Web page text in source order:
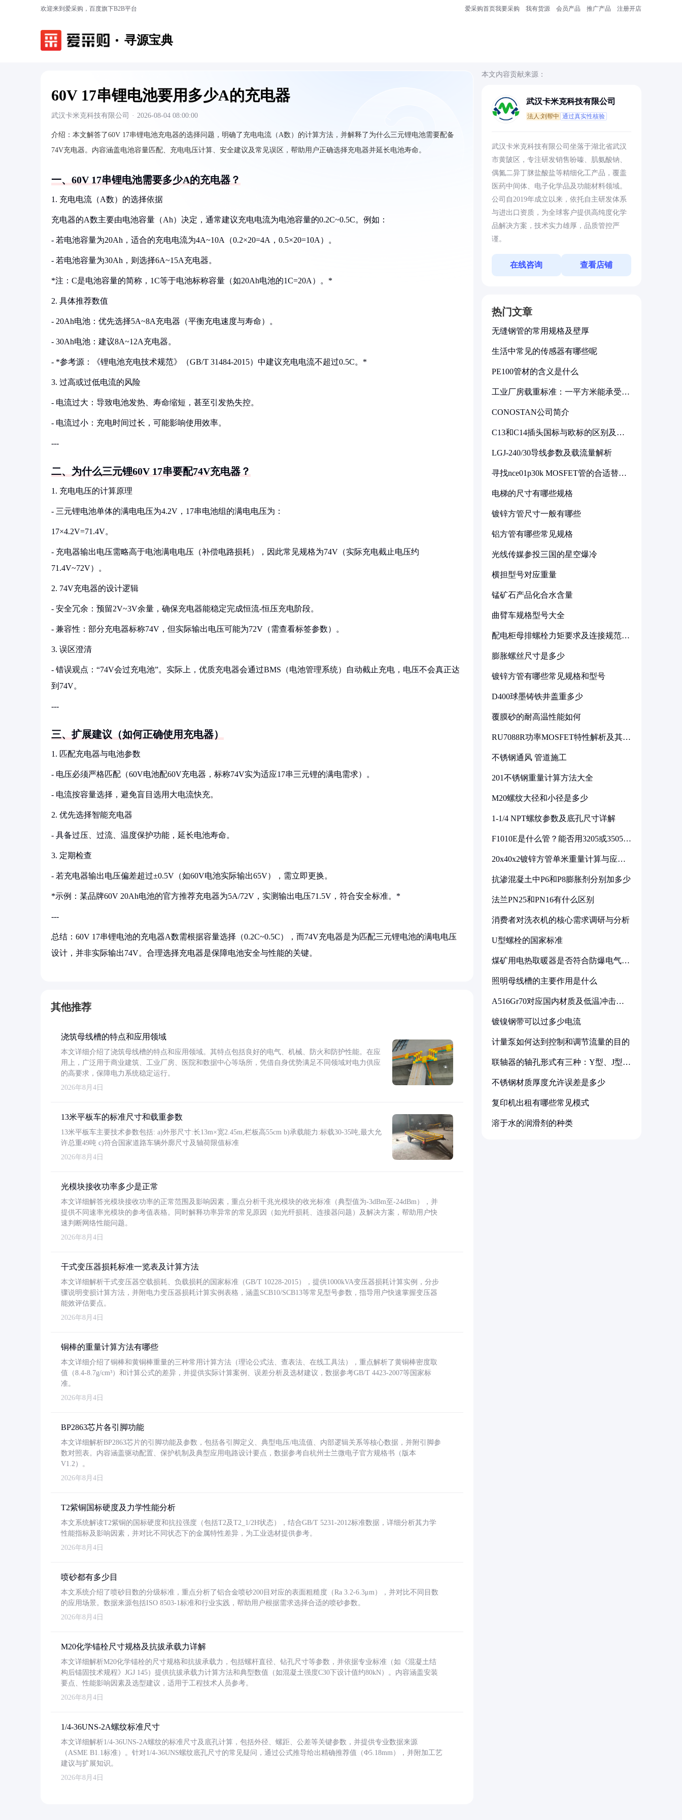
欢迎来到爱采购，百度旗下B2B平台 爱采购首页我要采购 我有货源 会员产品 推广产品 注册开店
寻源宝典
60V 17串锂电池要用多少A的充电器
武汉卡米克科技有限公司 · 2026-08-04 08:00:00
介绍： 本文解答了60V 17串锂电池充电器的选择问题，明确了充电电流（A数）的计算方法，并解释了为什么三元锂电池需要配备
74V充电器。内容涵盖电池容量匹配、充电电压计算、安全建议及常见误区，帮助用户正确选择充电器并延长电池寿命。
一、60V 17串锂电池需要多少A的充电器？
1. 充电电流（A数）的选择依据
充电器的A数主要由电池容量（Ah）决定，通常建议充电电流为电池容量的0.2C~0.5C。例如：
- 若电池容量为20Ah，适合的充电电流为4A~10A（0.2×20=4A，0.5×20=10A）。
- 若电池容量为30Ah，则选择6A~15A充电器。
*注：C是电池容量的简称，1C等于电池标称容量（如20Ah电池的1C=20A）。*
2. 具体推荐数值
- 20Ah电池：优先选择5A~8A充电器（平衡充电速度与寿命）。
- 30Ah电池：建议8A~12A充电器。
- *参考源：《锂电池充电技术规范》（GB/T 31484-2015）中建议充电电流不超过0.5C。*
3. 过高或过低电流的风险
- 电流过大：导致电池发热、寿命缩短，甚至引发热失控。
- 电流过小：充电时间过长，可能影响使用效率。
---
二、为什么三元锂60V 17串要配74V充电器？
1. 充电电压的计算原理
- 三元锂电池单体的满电电压为4.2V，17串电池组的满电电压为：
17×4.2V=71.4V。
- 充电器输出电压需略高于电池满电电压（补偿电路损耗），因此常见规格为74V（实际充电截止电压约
71.4V~72V）。
2. 74V充电器的设计逻辑
- 安全冗余：预留2V~3V余量，确保充电器能稳定完成恒流-恒压充电阶段。
- 兼容性：部分充电器标称74V，但实际输出电压可能为72V（需查看标签参数）。
3. 误区澄清
- 错误观点：“74V会过充电池”。实际上，优质充电器会通过BMS（电池管理系统）自动截止充电，电压不会真正达
到74V。
---
三、扩展建议（如何正确使用充电器）
1. 匹配充电器与电池参数
- 电压必须严格匹配（60V电池配60V充电器，标称74V实为适应17串三元锂的满电需求）。
- 电流按容量选择，避免盲目选用大电流快充。
2. 优先选择智能充电器
- 具备过压、过流、温度保护功能，延长电池寿命。
3. 定期检查
- 若充电器输出电压偏差超过±0.5V（如60V电池实际输出65V），需立即更换。
*示例：某品牌60V 20Ah电池的官方推荐充电器为5A/72V，实测输出电压71.5V，符合安全标准。*
---
总结：60V 17串锂电池的充电器A数需根据容量选择（0.2C~0.5C），而74V充电器是为匹配三元锂电池的满电电压
设计，并非实际输出74V。合理选择充电器是保障电池安全与性能的关键。
其他推荐
浇筑母线槽的特点和应用领域
本文详细介绍了浇筑母线槽的特点和应用领域。其特点包括良好的电气、机械、防火和防护性能。在应
用上，广泛用于商业建筑、工业厂房、医院和数据中心等场所，凭借自身优势满足不同领域对电力供应
的高要求，保障电力系统稳定运行。
2026年8月4日
13米平板车的标准尺寸和载重参数
13米平板车主要技术参数包括: a)外形尺寸:长13m×宽2.45m,栏板高55cm b)承载能力:标载30-35吨,最大允
许总重49吨 c)符合国家道路车辆外廓尺寸及轴荷限值标准
2026年8月4日
光模块接收功率多少是正常
本文详细解答光模块接收功率的正常范围及影响因素，重点分析千兆光模块的收光标准（典型值为-3dBm至-24dBm），并
提供不同速率光模块的参考值表格。同时解释功率异常的常见原因（如光纤损耗、连接器问题）及解决方案，帮助用户快
速判断网络性能问题。
2026年8月4日
干式变压器损耗标准一览表及计算方法
本文详细解析干式变压器空载损耗、负载损耗的国家标准（GB/T 10228-2015），提供1000kVA变压器损耗计算实例，分步
骤说明变损计算方法，并附电力变压器损耗计算实例表格，涵盖SCB10/SCB13等常见型号参数，指导用户快速掌握变压器
能效评估要点。
2026年8月4日
铜棒的重量计算方法有哪些
本文详细介绍了铜棒和黄铜棒重量的三种常用计算方法（理论公式法、查表法、在线工具法），重点解析了黄铜棒密度取
值（8.4-8.7g/cm³）和计算公式的差异，并提供实际计算案例、误差分析及选材建议，数据参考GB/T 4423-2007等国家标
准。
2026年8月4日
BP2863芯片各引脚功能
本文详细解析BP2863芯片的引脚功能及参数，包括各引脚定义、典型电压/电流值、内部逻辑关系等核心数据，并附引脚参
数对照表。内容涵盖驱动配置、保护机制及典型应用电路设计要点，数据参考自杭州士兰微电子官方规格书（版本
V1.2）。
2026年8月4日
T2紫铜国标硬度及力学性能分析
本文系统解读T2紫铜的国标硬度和抗拉强度（包括T2及T2_1/2H状态），结合GB/T 5231-2012标准数据，详细分析其力学
性能指标及影响因素，并对比不同状态下的金属特性差异，为工业选材提供参考。
2026年8月4日
喷砂都有多少目
本文系统介绍了喷砂目数的分级标准，重点分析了铝合金喷砂200目对应的表面粗糙度（Ra 3.2-6.3μm），并对比不同目数
的应用场景。数据来源包括ISO 8503-1标准和行业实践，帮助用户根据需求选择合适的喷砂参数。
2026年8月4日
M20化学锚栓尺寸规格及抗拔承载力详解
本文详细解析M20化学锚栓的尺寸规格和抗拔承载力，包括螺杆直径、钻孔尺寸等参数，并依据专业标准（如《混凝土结
构后锚固技术规程》JGJ 145）提供抗拔承载力计算方法和典型数值（如混凝土强度C30下设计值约80kN）。内容涵盖安装
要点、性能影响因素及选型建议，适用于工程技术人员参考。
2026年8月4日
1/4-36UNS-2A螺纹标准尺寸
本文详细解析1/4-36UNS-2A螺纹的标准尺寸及底孔计算，包括外径、螺距、公差等关键参数，并提供专业数据来源
（ASME B1.1标准）。针对1/4-36UNS螺纹底孔尺寸的常见疑问，通过公式推导给出精确推荐值（Φ5.18mm），并附加工艺
建议与扩展知识。
2026年8月4日
本文内容贡献来源：
武汉卡米克科技有限公司
法人:刘帮中 通过真实性核验
武汉卡米克科技有限公司坐落于湖北省武汉
市黄陂区，专注研发销售吩嗪、肌氨酸钠、
偶氮二异丁脒盐酸盐等精细化工产品，覆盖
医药中间体、电子化学品及功能材料领域。
公司自2019年成立以来，依托自主研发体系
与进出口资质，为全球客户提供高纯度化学
品解决方案，技术实力雄厚，品质管控严
谨。
在线咨询 查看店铺
热门文章
无缝钢管的常用规格及壁厚
生活中常见的传感器有哪些呢
PE100管材的含义是什么
工业厂房载重标准：一平方米能承受多
CONOSTAN公司简介
C13和C14插头国标与欧标的区别及其
LGJ-240/30导线参数及载流量解析
寻找nce01p30k MOSFET管的合适替代
电梯的尺寸有哪些规格
镀锌方管尺寸一般有哪些
铝方管有哪些常见规格
光线传媒参投三国的星空爆冷
横担型号对应重量
锰矿石产品化合水含量
曲臂车规格型号大全
配电柜母排螺栓力矩要求及连接规范详
膨胀螺丝尺寸是多少
镀锌方管有哪些常见规格和型号
D400球墨铸铁井盖重多少
覆膜砂的耐高温性能如何
RU7088R功率MOSFET特性解析及其在
不锈钢通风 管道施工
201不锈钢重量计算方法大全
M20螺纹大径和小径是多少
1-1/4 NPT螺纹参数及底孔尺寸详解
F1010E是什么管？能否用3205或3505代
20x40x2镀锌方管单米重量计算与应用
抗渗混凝土中P6和P8膨胀剂分别加多少
法兰PN25和PN16有什么区别
消费者对洗衣机的核心需求调研与分析
U型螺栓的国家标准
煤矿用电热取暖器是否符合防爆电气设
照明母线槽的主要作用是什么
A516Gr70对应国内材质及低温冲击要
镀镍钢带可以过多少电流
计量泵如何达到控制和调节流量的目的
联轴器的轴孔形式有三种：Y型、J型、
不锈钢材质厚度允许误差是多少
复印机出租有哪些常见模式
溶于水的润滑剂的种类